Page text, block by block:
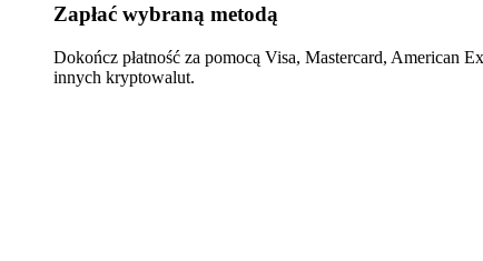
Zapłać wybraną metodą
Dokończ płatność za pomocą Visa, Mastercard, American
innych kryptowalut.